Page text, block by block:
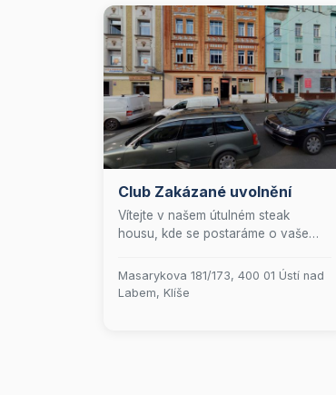
Club Zakázané uvolnění
Vítejte v našem útulném steak
housu, kde se postaráme o vaše
30 hostů nabízíme skvělou
atmosféru a vynikající jídla z naší
Masarykova 181/173, 400 01 Ústí nad
Labem, Klíše